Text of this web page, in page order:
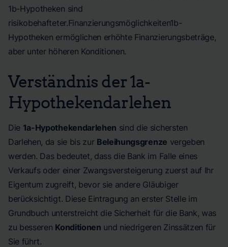
1b-Hypotheken sind
risikobehafteter.Finanzierungsmöglichkeiten1b-
Hypotheken ermöglichen erhöhte Finanzierungsbeträge,
aber unter höheren Konditionen.
Verständnis der 1a-
Hypothekendarlehen
Die 1a-Hypothekendarlehen sind die sichersten
Darlehen, da sie bis zur Beleihungsgrenze vergeben
werden. Das bedeutet, dass die Bank im Falle eines
Verkaufs oder einer Zwangsversteigerung zuerst auf Ihr
Eigentum zugreift, bevor sie andere Gläubiger
berücksichtigt. Diese Eintragung an erster Stelle im
Grundbuch unterstreicht die Sicherheit für die Bank, was
zu besseren Konditionen und niedrigeren Zinssätzen für
Sie führt.